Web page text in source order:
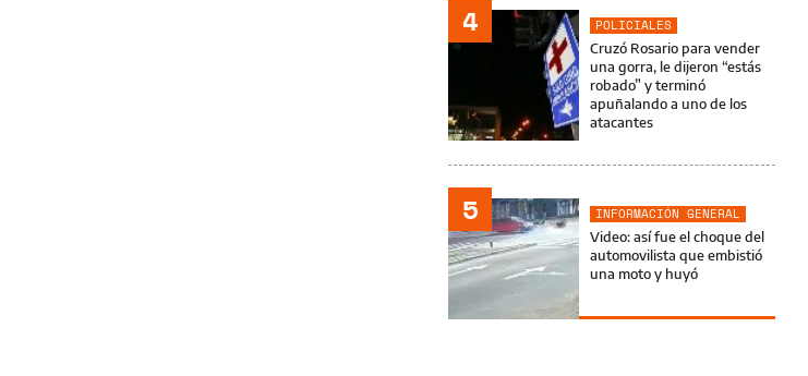
4
POLICIALES
Cruzó Rosario para vender
una gorra, le dijeron “estás
robado” y terminó
apuñalando a uno de los
atacantes
5
INFORMACIÓN GENERAL
Video: así fue el choque del
automovilista que embistió
una moto y huyó